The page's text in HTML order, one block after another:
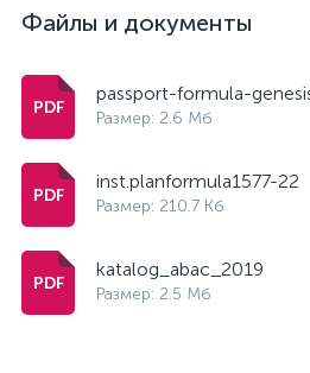
Файлы и документы
passport-formula-
Размер: 2.6 Мб
inst.planformula1577-22
Размер: 210.7 Кб
katalog_abac_2019
Размер: 2.5 Мб